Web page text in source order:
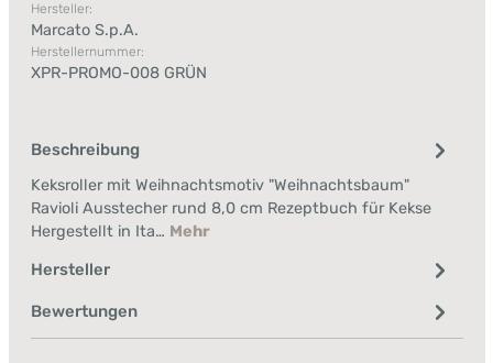
Hersteller:
Marcato S.p.A.
Herstellernummer:
XPR-PROMO-008 GRÜN
Beschreibung
Keksroller mit Weihnachtsmotiv "Weihnachtsbaum"
Ravioli Ausstecher rund 8,0 cm Rezeptbuch für Kekse
Hergestellt in Ita… Mehr
Hersteller
Bewertungen